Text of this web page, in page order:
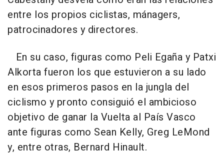
entre los propios ciclistas, mánagers,
patrocinadores y directores.
En su caso, figuras como Peli Egaña y Patxi
Alkorta fueron los que estuvieron a su lado
en esos primeros pasos en la jungla del
ciclismo y pronto consiguió el ambicioso
objetivo de ganar la Vuelta al País Vasco
ante figuras como Sean Kelly, Greg LeMond
y, entre otras, Bernard Hinault.